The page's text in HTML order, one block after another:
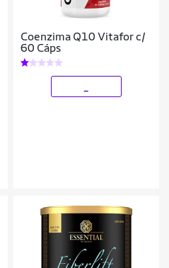
Coenzima Q10 Vitafor c/
60 Cáps